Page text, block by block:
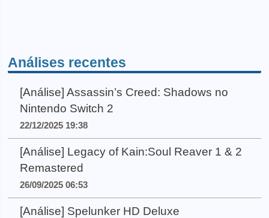
Análises recentes
[Análise] Assassin’s Creed: Shadows no
Nintendo Switch 2
22/12/2025 19:38
[Análise] Legacy of Kain:Soul Reaver 1 & 2
Remastered
26/09/2025 06:53
[Análise] Spelunker HD Deluxe